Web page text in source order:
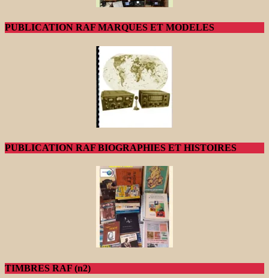
PUBLICATION RAF MARQUES ET MODELES
PUBLICATION RAF BIOGRAPHIES ET HISTOIRES
TIMBRES RAF (n2)